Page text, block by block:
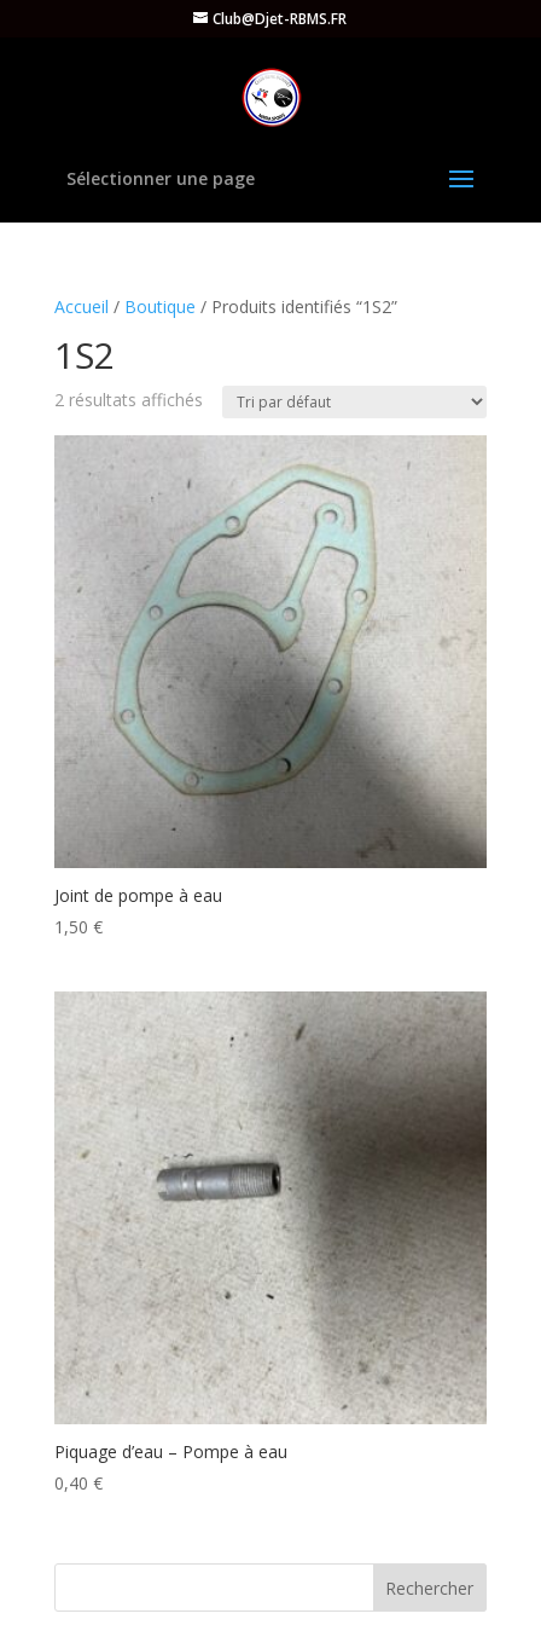
Club@Djet-RBMS.FR
Sélectionner une page
Accueil / Boutique / Produits identifiés “1S2”
1S2
2 résultats affichés
Joint de pompe à eau
1,50 €
Piquage d’eau – Pompe à eau
0,40 €
Rechercher